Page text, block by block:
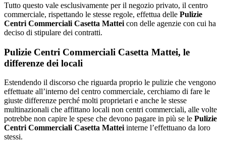
Tutto questo vale esclusivamente per il negozio privato, il centro
commerciale, rispettando le stesse regole, effettua delle Pulizie
Centri Commerciali Casetta Mattei con delle agenzie con cui ha
deciso di stipulare dei contratti.
Pulizie Centri Commerciali Casetta Mattei, le
differenze dei locali
Estendendo il discorso che riguarda proprio le pulizie che vengono
effettuate all’interno del centro commerciale, cerchiamo di fare le
giuste differenze perché molti proprietari e anche le stesse
multinazionali che affittano locali non centri commerciali, alle volte
potrebbe non capire le spese che devono pagare in più se le Pulizie
Centri Commerciali Casetta Mattei interne l’effettuano da loro
stessi.